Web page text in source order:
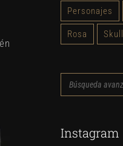
Personajes
Rosa Skull
Búsqueda
avanzada
Instagram